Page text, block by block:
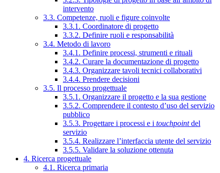
intervento
3.3. Competenze, ruoli e figure coinvolte
3.3.1. Coordinatore di progetto
3.3.2. Definire ruoli e responsabilità
3.4. Metodo di lavoro
3.4.1. Definire processi, strumenti e rituali
3.4.2. Curare la documentazione di progetto
3.4.3. Organizzare tavoli tecnici collaborativi
3.4.4. Prendere decisioni
3.5. Il processo progettuale
3.5.1. Organizzare il progetto e la sua gestione
3.5.2. Comprendere il contesto d’uso del servizio
pubblico
3.5.3. Progettare i processi e i touchpointdel
servizio
3.5.4. Realizzare l’interfaccia utente del servizio
3.5.5. Validare la soluzione ottenuta
4. Ricerca progettuale
4.1. Ricerca primaria